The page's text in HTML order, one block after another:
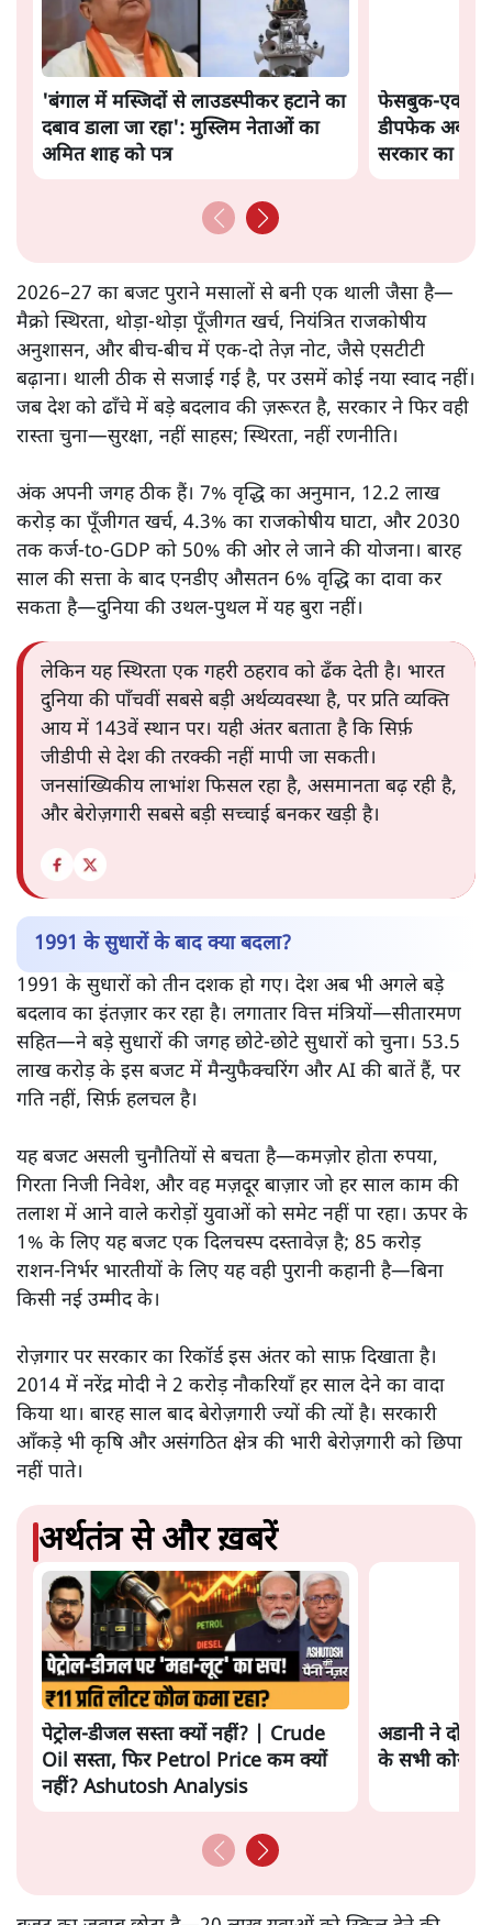
'बंगाल में मस्जिदों से लाउडस्पीकर हटाने का
दबाव डाला जा रहा': मुस्लिम नेताओं का
अमित शाह को पत्र
फेसबुक-एक्स
डीपफेक अब 36
सरकार का नया
2026–27 का बजट पुराने मसालों से बनी एक थाली जैसा है—
मैक्रो स्थिरता, थोड़ा‑थोड़ा पूँजीगत खर्च, नियंत्रित राजकोषीय
अनुशासन, और बीच‑बीच में एक‑दो तेज़ नोट, जैसे एसटीटी
बढ़ाना। थाली ठीक से सजाई गई है, पर उसमें कोई नया स्वाद नहीं।
जब देश को ढाँचे में बड़े बदलाव की ज़रूरत है, सरकार ने फिर वही
रास्ता चुना—सुरक्षा, नहीं साहस; स्थिरता, नहीं रणनीति।
अंक अपनी जगह ठीक हैं। 7% वृद्धि का अनुमान, 12.2 लाख
करोड़ का पूँजीगत खर्च, 4.3% का राजकोषीय घाटा, और 2030
तक कर्ज‑to‑GDP को 50% की ओर ले जाने की योजना। बारह
साल की सत्ता के बाद एनडीए औसतन 6% वृद्धि का दावा कर
सकता है—दुनिया की उथल‑पुथल में यह बुरा नहीं।
लेकिन यह स्थिरता एक गहरी ठहराव को ढँक देती है। भारत
दुनिया की पाँचवीं सबसे बड़ी अर्थव्यवस्था है, पर प्रति व्यक्ति
आय में 143वें स्थान पर। यही अंतर बताता है कि सिर्फ़
जीडीपी से देश की तरक्की नहीं मापी जा सकती।
जनसांख्यिकीय लाभांश फिसल रहा है, असमानता बढ़ रही है,
और बेरोज़गारी सबसे बड़ी सच्चाई बनकर खड़ी है।
1991 के सुधारों के बाद क्या बदला?
1991 के सुधारों को तीन दशक हो गए। देश अब भी अगले बड़े
बदलाव का इंतज़ार कर रहा है। लगातार वित्त मंत्रियों—सीतारमण
सहित—ने बड़े सुधारों की जगह छोटे‑छोटे सुधारों को चुना। 53.5
लाख करोड़ के इस बजट में मैन्युफैक्चरिंग और AI की बातें हैं, पर
गति नहीं, सिर्फ़ हलचल है।
यह बजट असली चुनौतियों से बचता है—कमज़ोर होता रुपया,
गिरता निजी निवेश, और वह मज़दूर बाज़ार जो हर साल काम की
तलाश में आने वाले करोड़ों युवाओं को समेट नहीं पा रहा। ऊपर के
1% के लिए यह बजट एक दिलचस्प दस्तावेज़ है; 85 करोड़
राशन‑निर्भर भारतीयों के लिए यह वही पुरानी कहानी है—बिना
किसी नई उम्मीद के।
रोज़गार पर सरकार का रिकॉर्ड इस अंतर को साफ़ दिखाता है।
2014 में नरेंद्र मोदी ने 2 करोड़ नौकरियाँ हर साल देने का वादा
किया था। बारह साल बाद बेरोज़गारी ज्यों की त्यों है। सरकारी
आँकड़े भी कृषि और असंगठित क्षेत्र की भारी बेरोज़गारी को छिपा
नहीं पाते।
अर्थतंत्र से और ख़बरें
पेट्रोल-डीजल सस्ता क्यों नहीं? | Crude
Oil सस्ता, फिर Petrol Price कम क्यों
नहीं? Ashutosh Analysis
अडानी ने दो
के सभी कोयला